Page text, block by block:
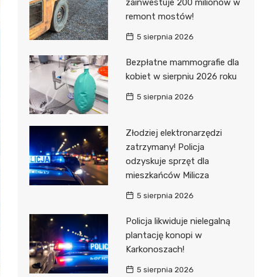
zainwestuje 200 milionów w
remont mostów!
5 sierpnia 2026
Bezpłatne mammografie dla
kobiet w sierpniu 2026 roku
5 sierpnia 2026
Złodziej elektronarzędzi
zatrzymany! Policja
odzyskuje sprzęt dla
mieszkańców Milicza
5 sierpnia 2026
Policja likwiduje nielegalną
plantację konopi w
Karkonoszach!
5 sierpnia 2026